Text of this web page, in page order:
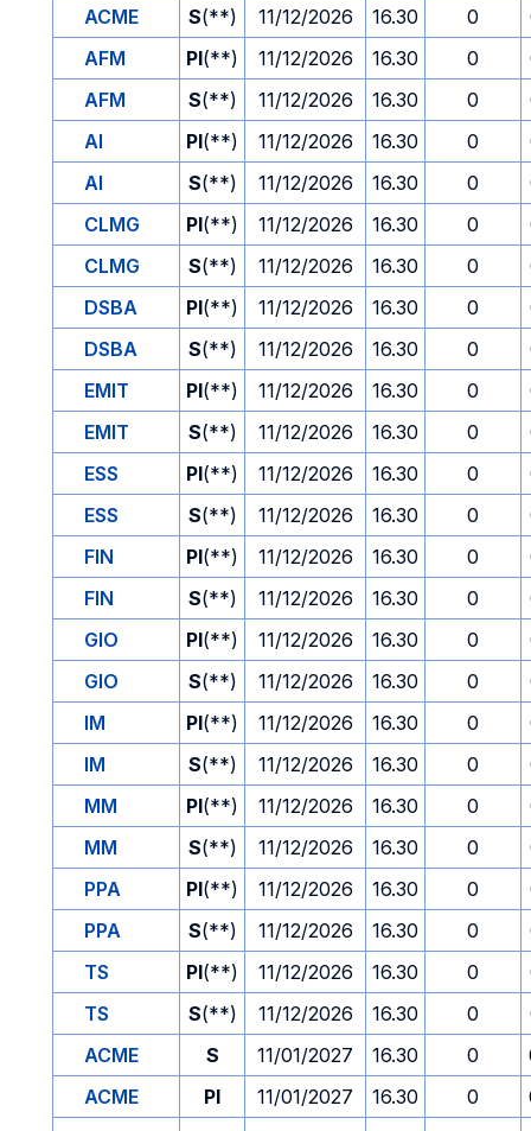
ACME
S(**) 11/12/2026 16.30 0
AFM
PI(**) 11/12/2026 16.30 0
AFM
S(**) 11/12/2026 16.30 0
AI
PI(**) 11/12/2026 16.30 0
AI
S(**) 11/12/2026 16.30 0
CLMG
PI(**) 11/12/2026 16.30 0
CLMG
S(**) 11/12/2026 16.30 0
DSBA
PI(**) 11/12/2026 16.30 0
DSBA
S(**) 11/12/2026 16.30 0
EMIT
PI(**) 11/12/2026 16.30 0
EMIT
S(**) 11/12/2026 16.30 0
ESS
PI(**) 11/12/2026 16.30 0
ESS
S(**) 11/12/2026 16.30 0
FIN
PI(**) 11/12/2026 16.30 0
FIN
S(**) 11/12/2026 16.30 0
GIO
PI(**) 11/12/2026 16.30 0
GIO
S(**) 11/12/2026 16.30 0
IM
PI(**) 11/12/2026 16.30 0
IM
S(**) 11/12/2026 16.30 0
MM
PI(**) 11/12/2026 16.30 0
MM
S(**) 11/12/2026 16.30 0
PPA
PI(**) 11/12/2026 16.30 0
PPA
S(**) 11/12/2026 16.30 0
TS
PI(**) 11/12/2026 16.30 0
TS
S(**) 11/12/2026 16.30 0
ACME
S 11/01/2027 16.30 0
ACME
PI 11/01/2027 16.30 0